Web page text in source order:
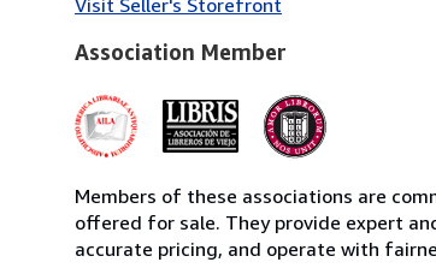
Association Member
Members of these associations are
offered for sale. They provide expert
accurate pricing, and operate with